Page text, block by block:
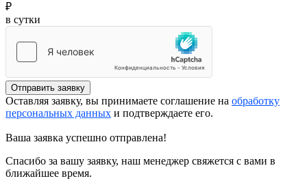
₽
в сутки
Отправить заявку
Оставляя заявку, вы принимаете соглашение на обработку
персональных данных и подтверждаете его.
Ваша заявка успешно отправлена!
Спасибо за вашу заявку, наш менеджер свяжется с вами в
ближайшее время.